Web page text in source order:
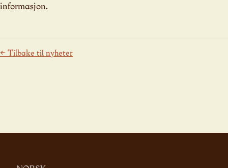
informasjon.
← Tilbake til nyheter